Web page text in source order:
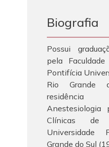
Biografia
Possui
pela
Pontifícia
Rio Grande
Anestesiologia
Clínicas de
Universidade
Grande do Sul